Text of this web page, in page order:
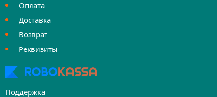
Оплата
Доставка
Возврат
Реквизиты
Поддержка